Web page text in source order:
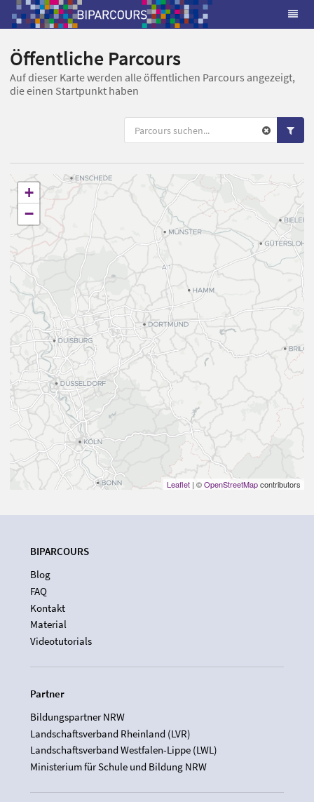
Öffentliche Parcours
Auf dieser Karte werden alle öffentlichen Parcours angezeigt,
die einen Startpunkt haben
+
−
Leaflet | ©OpenStreetMapcontributors
BIPARCOURS
Blog
FAQ
Kontakt
Material
Videotutorials
Partner
Bildungspartner NRW
Landschaftsverband Rheinland (LVR)
Landschaftsverband Westfalen-Lippe (LWL)
Ministerium für Schule und Bildung NRW